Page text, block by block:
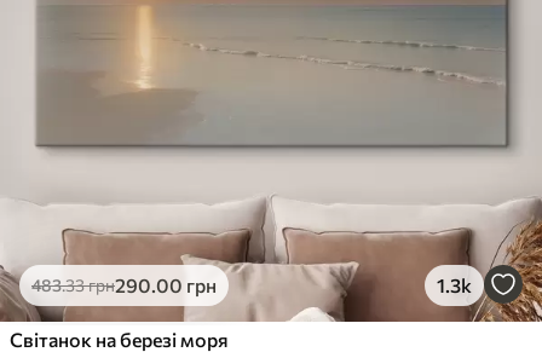
483.33грн290.00 грн 1.3k
Світанок на березі моря